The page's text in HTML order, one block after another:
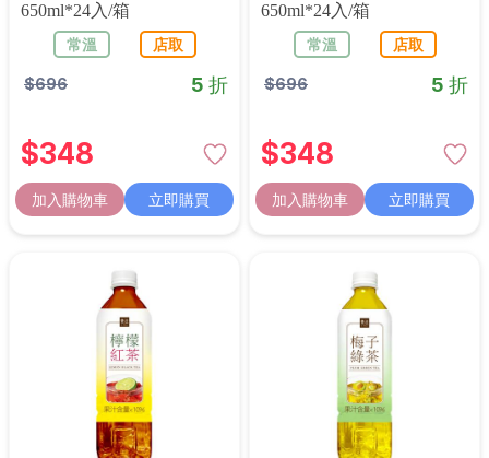
650ml*24入/箱
常溫
店取
$696 5 折
$348
加入購物車 立即購買
650ml*24入/箱
常溫
店取
$696 5 折
$348
加入購物車 立即購買